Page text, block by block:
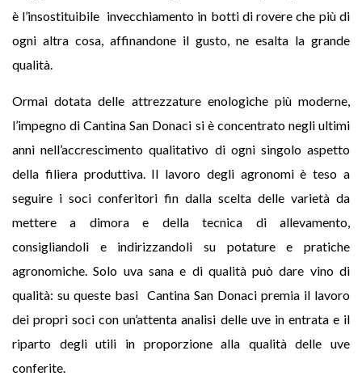
è l’insostituibile invecchiamento in botti di rovere che più di
ogni altra cosa, affinandone il gusto, ne esalta la grande
qualità.
Ormai dotata delle attrezzature enologiche più moderne,
l’impegno di Cantina San Donaci si è concentrato negli ultimi
anni nell’accrescimento qualitativo di ogni singolo aspetto
della filiera produttiva. Il lavoro degli agronomi è teso a
seguire i soci conferitori fin dalla scelta delle varietà da
mettere a dimora e della tecnica di allevamento,
consigliandoli e indirizzandoli su potature e pratiche
agronomiche. Solo uva sana e di qualità può dare vino di
qualità: su queste basi Cantina San Donaci premia il lavoro
dei propri soci con un’attenta analisi delle uve in entrata e il
riparto degli utili in proporzione alla qualità delle uve
conferite.